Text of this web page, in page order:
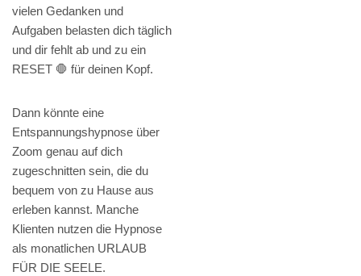
vielen Gedanken und
Aufgaben belasten dich täglich
und dir fehlt ab und zu ein
RESET 🛑 für deinen Kopf.
Dann könnte eine
Entspannungshypnose über
Zoom genau auf dich
zugeschnitten sein, die du
bequem von zu Hause aus
erleben kannst. Manche
Klienten nutzen die Hypnose
als monatlichen URLAUB
FÜR DIE SEELE.